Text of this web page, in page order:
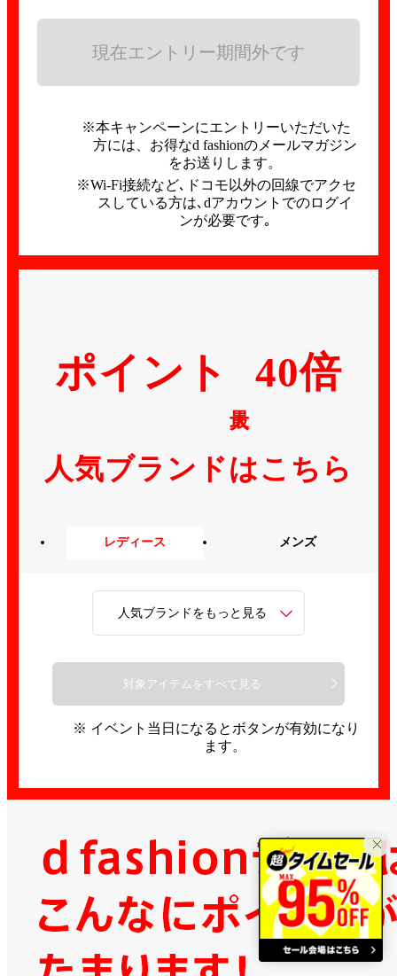
現在エントリー期間外です
※本キャンペーンにエントリーいただいた
方には、お得なd fashionのメールマガジン
をお送りします。
※Wi-Fi接続など､ドコモ以外の回線でアクセ
スしている方は､dアカウントでのログイ
ンが必要です｡
ポイント 40倍
人気ブランドはこちら
レディース メンズ
人気ブランドをもっと見る
対象アイテムをすべて見る
※ イベント当日になるとボタンが有効になり
ます。